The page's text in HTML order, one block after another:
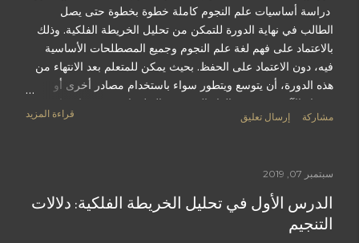
دراسة أساسيات علم النجوم كاملة خطوة بخطوة حتى يصل
الطالب في نهاية الدورة للتمكن من تحليل الخريطة الفلكية. وذلك
بالاعتماد على فهم لغة علم النجوم وجميع المصطلحات الأساسية
فيه، دون الاعتماد على الحفظ. بحيث يمكن للمتعلم بعد الانتهاء من
هذه الدورة، أن يتوسع ويتطور سواء باستخدام مصادر أخرى أو
فرديا. الآلية: - سيتم القاء الدروس والتطبيقات عبر محاضرات
اونلاين مباشرة. - اذا فاتتك محاضرة، يمكنك اعادة المشاهدة من
ومستمرة حتى بعد الانتهاء من الكورس باذن الله. - يتم اجراء اختبار
تجريبي للاستعداد ومن ثم اختبار نهائي في آخر الكورس. - في حال
عدم اجتياز الاختبار النهائي، يحق للطلبة مراجعة الدروس والدخول
للاختبار مرة ثانية. - يتم منح شهادة من قبل معهد علم النجوم
مشاركة إرسال تعليق قراءة المزيد
سبتمبر 07, 2019
الدرس الأول في تحليل الخريطة الفلكية: دلالات
التنجيم